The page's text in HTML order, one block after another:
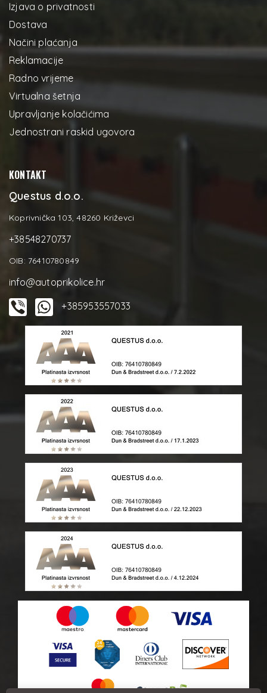
Izjava o privatnosti
Dostava
Načini plaćanja
Reklamacije
Radno vrijeme
Virtualna šetnja
Upravljanje kolačićima
Jednostrani raskid ugovora
KONTAKT
Questus d.o.o.
Koprivnička 103, 48260 Križevci
+38548270737
OIB: 76410780849
info@autoprikolice.hr
+385953557033